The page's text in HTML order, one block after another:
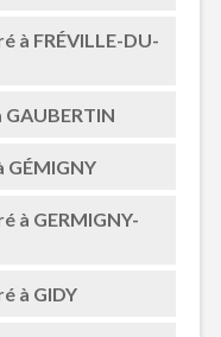
à FRÉVILLE-DU-
à GERMIGNY-
à GIDY